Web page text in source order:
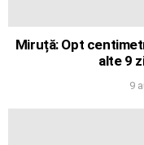
Miruță: Opt
alte 9
9